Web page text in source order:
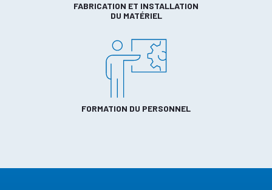
FABRICATION ET INSTALLATION
DU MATÉRIEL
FORMATION DU PERSONNEL